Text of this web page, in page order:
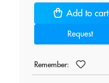
Add to cart
Request
Remember: